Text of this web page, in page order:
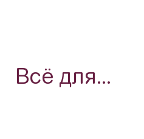
Всё для...